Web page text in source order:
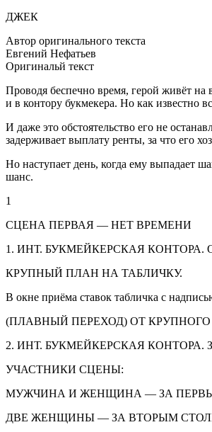
ДЖЕК
Автор оригинального текста
Евгений Нефатьев
Оригинальй текст
Проводя беспечно время, герой живёт на
и в контору букмекера. Но как известно
И даже это обстоятельство его не
задерживает выплату ренты, за что его
Но наступает день, когда ему выпадает
шанс.
1
СЦЕНА ПЕРВАЯ — НЕТ ВРЕМЕНИ
1. ИНТ. БУКМЕЙКЕРСКАЯ
КРУПНЫЙ ПЛАН НА ТАБЛИЧКУ.
В окне приёма ставок табличка с
(ПЛАВНЫЙ ПЕРЕХОД) ОТ
2. ИНТ. БУКМЕЙКЕРСКАЯ
УЧАСТНИКИ СЦЕНЫ:
МУЖЧИНА И ЖЕНЩИНА — ЗА
ДВЕ ЖЕНЩИНЫ — ЗА ВТОРЫМ